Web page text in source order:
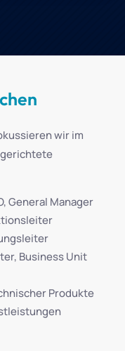
wir im
General Manager
Business Unit
Produkte